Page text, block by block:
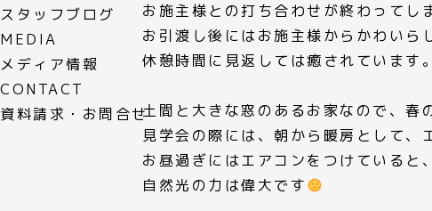
スタッフブログ
MEDIA
メディア情報
CONTACT
資料請求・お問合せ
お施主様との打ち合わせが終わってし
お引渡し後にはお施主様からかわいら
休憩時間に見返しては癒されていま
土間と大きな窓のあるお家なので、春
見学会の際には、朝から暖房として、
お昼過ぎにはエアコンをつけていると
自然光の力は偉大です